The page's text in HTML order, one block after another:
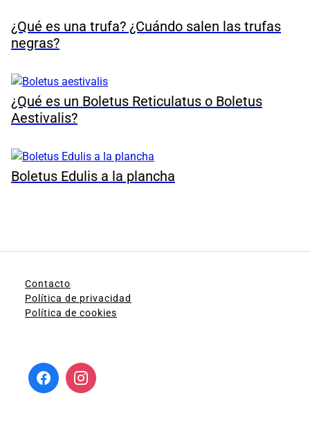
¿Qué es una trufa? ¿Cuándo salen las trufas
negras?
¿Qué es un Boletus Reticulatus o Boletus
Aestivalis?
Boletus Edulis a la plancha
Contacto
Política de privacidad
Política de cookies